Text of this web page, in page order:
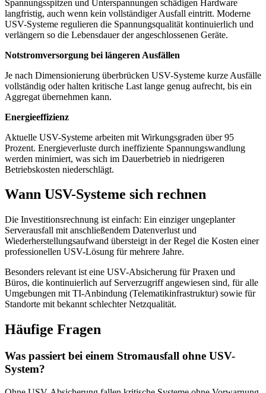
Spannungsspitzen und Unterspannungen schädigen Hardware
langfristig, auch wenn kein vollständiger Ausfall eintritt. Moderne
USV-Systeme regulieren die Spannungsqualität kontinuierlich und
verlängern so die Lebensdauer der angeschlossenen Geräte.
Notstromversorgung bei längeren Ausfällen
Je nach Dimensionierung überbrücken USV-Systeme kurze Ausfälle
vollständig oder halten kritische Last lange genug aufrecht, bis ein
Aggregat übernehmen kann.
Energieeffizienz
Aktuelle USV-Systeme arbeiten mit Wirkungsgraden über 95
Prozent. Energieverluste durch ineffiziente Spannungswandlung
werden minimiert, was sich im Dauerbetrieb in niedrigeren
Betriebskosten niederschlägt.
Wann USV-Systeme sich rechnen
Die Investitionsrechnung ist einfach: Ein einziger ungeplanter
Serverausfall mit anschließendem Datenverlust und
Wiederherstellungsaufwand übersteigt in der Regel die Kosten einer
professionellen USV-Lösung für mehrere Jahre.
Besonders relevant ist eine USV-Absicherung für Praxen und
Büros, die kontinuierlich auf Serverzugriff angewiesen sind, für alle
Umgebungen mit TI-Anbindung (Telematikinfrastruktur) sowie für
Standorte mit bekannt schlechter Netzqualität.
Häufige Fragen
Was passiert bei einem Stromausfall ohne USV-
System?